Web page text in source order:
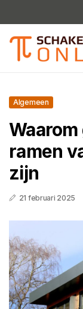
Algemeen
ramen
zijn
21 februari 2025